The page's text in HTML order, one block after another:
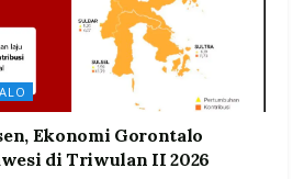
Ekonomi Gorontalo
di Triwulan II 2026